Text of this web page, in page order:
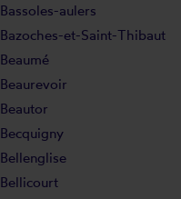
Bassoles-aulers
Bazoches-et-Saint-Thibaut
Beaumé
Beaurevoir
Beautor
Becquigny
Bellenglise
Bellicourt